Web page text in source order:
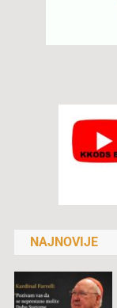
NAJNOVIJE